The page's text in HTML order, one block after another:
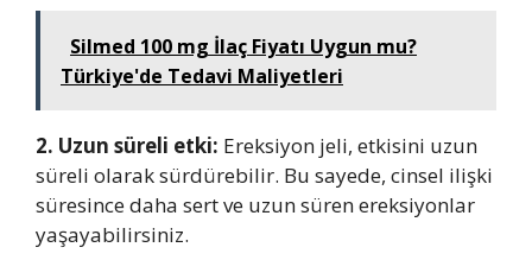
Silmed 100 mg İlaç Fiyatı Uygun mu?
Türkiye'de Tedavi Maliyetleri
2. Uzun süreli etki: Ereksiyon jeli, etkisini uzun
süreli olarak sürdürebilir. Bu sayede, cinsel ilişki
süresince daha sert ve uzun süren ereksiyonlar
yaşayabilirsiniz.